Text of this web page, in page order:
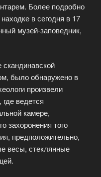
Более подробно
в сегодня в 17
музей-заповедник,
было обнаружено в
произвели
ведется
камере,
захоронения того
предположительно,
весы, стеклянные